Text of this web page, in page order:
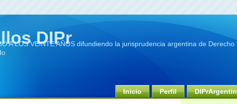
DIPr
A LOS VEINTE AÑOS difundiendo la jurisprudencia argentina de
Inicio Perfil